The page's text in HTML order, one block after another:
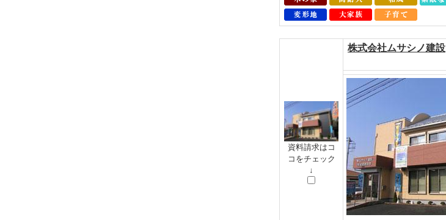
資料請求はコ
コをチェック
↓
株式会社ムサシノ建設